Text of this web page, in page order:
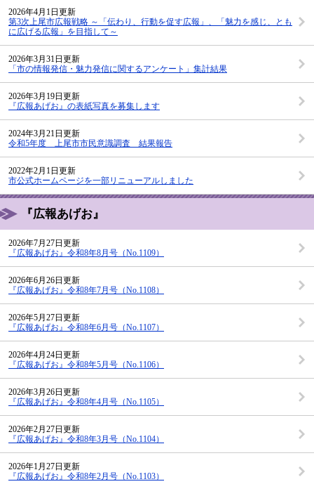
2026年4月1日更新
第3次上尾市広報戦略 ～「伝わり、行動を促す広報」、「魅力を感じ、とも
に広げる広報」を目指して～
2026年3月31日更新
「市の情報発信・魅力発信に関するアンケート」集計結果
2026年3月19日更新
『広報あげお』の表紙写真を募集します
2024年3月21日更新
令和5年度 上尾市市民意識調査 結果報告
2022年2月1日更新
市公式ホームページを一部リニューアルしました
『広報あげお』
2026年7月27日更新
『広報あげお』令和8年8月号（No.1109）
2026年6月26日更新
『広報あげお』令和8年7月号（No.1108）
2026年5月27日更新
『広報あげお』令和8年6月号（No.1107）
2026年4月24日更新
『広報あげお』令和8年5月号（No.1106）
2026年3月26日更新
『広報あげお』令和8年4月号（No.1105）
2026年2月27日更新
『広報あげお』令和8年3月号（No.1104）
2026年1月27日更新
『広報あげお』令和8年2月号（No.1103）